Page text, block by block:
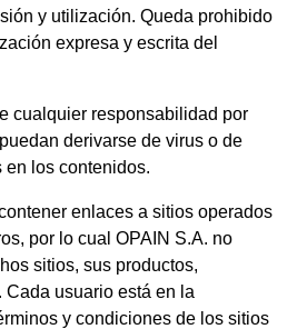
y utilización. Queda prohibido
expresa y escrita del
cualquier responsabilidad por
derivarse de virus o de
en los contenidos.
enlaces a sitios operados
por lo cual OPAIN S.A. no
sitios, sus productos,
usuario está en la
y condiciones de los sitios